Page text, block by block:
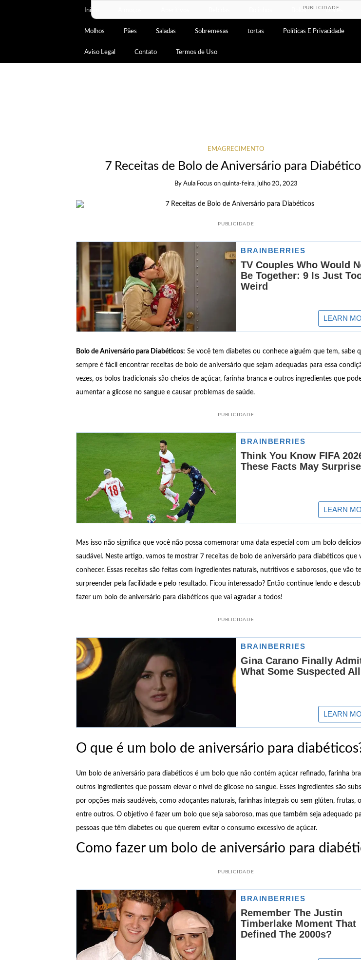
Início Bolos Doces
Molhos Pães Saladas Sobremesas tortas Políticas E Privacidade
Aviso Legal Contato Termos de Uso
EMAGRECIMENTO
7 Receitas de Bolo de Aniversário para
By Aula Focus on quinta-feira, julho 20, 2023
PUBLICIDADE
Bolo de Aniversário para Diabéticos: Se você tem diabetes ou conhece alguém que tem, sabe
sempre é fácil encontrar receitas de bolo de aniversário que sejam adequadas para essa
vezes, os bolos tradicionais são cheios de açúcar, farinha branca e outros ingredientes que
aumentar a glicose no sangue e causar problemas de saúde.
PUBLICIDADE
Mas isso não significa que você não possa comemorar uma data especial com um bolo
saudável. Neste artigo, vamos te mostrar 7 receitas de bolo de aniversário para diabéticos que
conhecer. Essas receitas são feitas com ingredientes naturais, nutritivos e saborosos, que vão te
surpreender pela facilidade e pelo resultado. Ficou interessado? Então continue lendo e
fazer um bolo de aniversário para diabéticos que vai agradar a todos!
PUBLICIDADE
O que é um bolo de aniversário para
Um bolo de aniversário para diabéticos é um bolo que não contém açúcar refinado, farinha
outros ingredientes que possam elevar o nível de glicose no sangue. Esses ingredientes são
por opções mais saudáveis, como adoçantes naturais, farinhas integrais ou sem glúten, frutas,
entre outros. O objetivo é fazer um bolo que seja saboroso, mas que também seja adequado
pessoas que têm diabetes ou que querem evitar o consumo excessivo de açúcar.
Como fazer um bolo de aniversário para
PUBLICIDADE
PUBLICIDADE